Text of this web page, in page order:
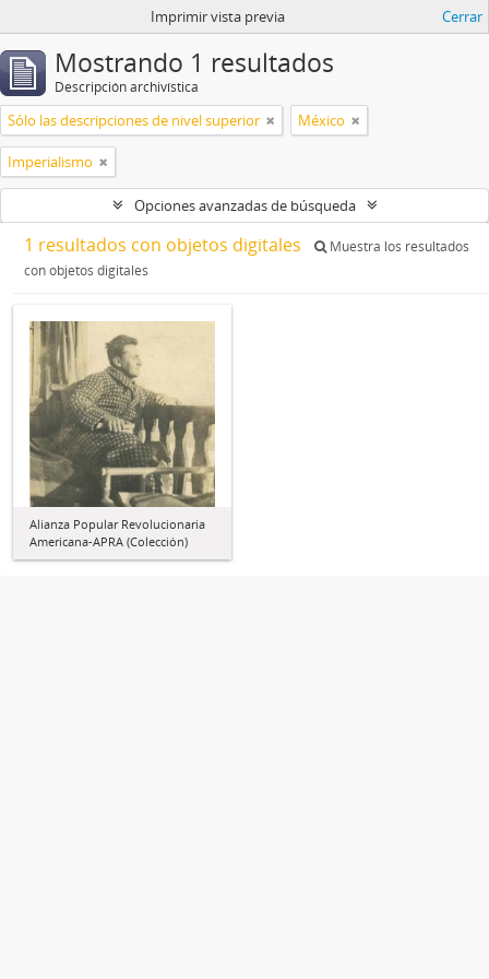
Imprimir vista previa Cerrar
Mostrando 1 resultados
Descripción archivística
Sólo las descripciones de nivel superior México
Imperialismo
Opciones avanzadas de búsqueda
1 resultados con objetos digitales
Muestra los resultados
con objetos digitales
Alianza Popular Revolucionaria
Americana-APRA (Colección)